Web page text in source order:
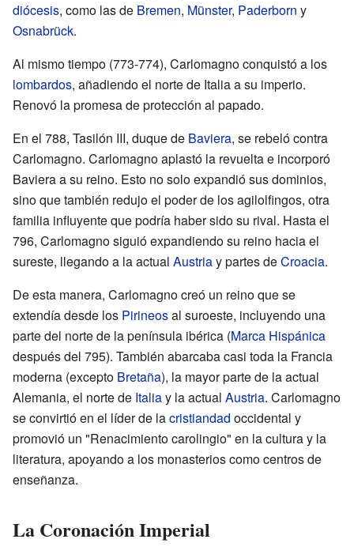
diócesis, como las de Bremen, Münster, Paderborn y
Osnabrück.
Al mismo tiempo (773-774), Carlomagno conquistó a los
lombardos, añadiendo el norte de Italia a su imperio.
Renovó la promesa de protección al papado.
En el 788, Tasilón III, duque de Baviera, se rebeló contra
Carlomagno. Carlomagno aplastó la revuelta e incorporó
Baviera a su reino. Esto no solo expandió sus dominios,
sino que también redujo el poder de los agilolfingos, otra
familia influyente que podría haber sido su rival. Hasta el
796, Carlomagno siguió expandiendo su reino hacia el
sureste, llegando a la actual Austriay partes deCroacia.
De esta manera, Carlomagno creó un reino que se
extendía desde los Pirineosal suroeste, incluyendo una
parte del norte de la península ibérica (Marca Hispánica
después del 795). También abarcaba casi toda la Francia
moderna (excepto Bretaña), la mayor parte de la actual
Alemania, el norte de Italiay la actual Austria. Carlomagno
se convirtió en el líder de lacristiandad occidental y
promovió un "Renacimiento carolingio" en la cultura y la
literatura, apoyando a los monasterios como centros de
enseñanza.
La Coronación Imperial